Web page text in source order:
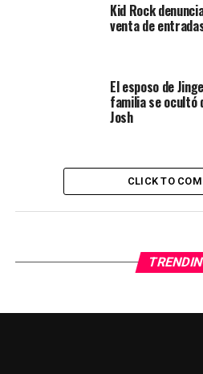
Kid Rock
venta de
El esposo de
familia se ocultó
Josh
CLICK TO